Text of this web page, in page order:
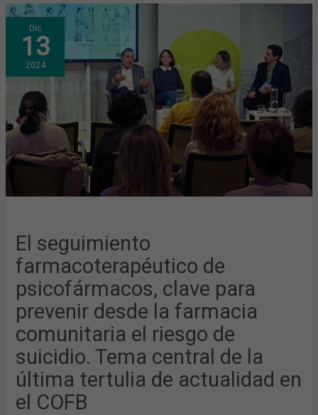
Dic
13
2024
El seguimiento
farmacoterapéutico de
psicofármacos, clave para
prevenir desde la farmacia
comunitaria el riesgo de
suicidio. Tema central de la
última tertulia de actualidad en
el COFB
EL
SEGUIMIENTO
FARMACOTERAPÉUTICO
DE
PSICOFÁRMACOS,
CLAVE
PARA
DESDE
LA
FARMACIA
COMUNITARIA
EL
DE
SUICIDIO.
LA
ACTUALIDAD
EN
EL
COFB